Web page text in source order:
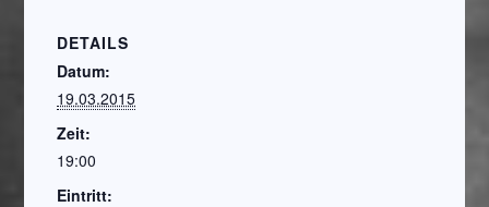
DETAILS
Datum:
19.03.2015
Zeit:
19:00
Eintritt: